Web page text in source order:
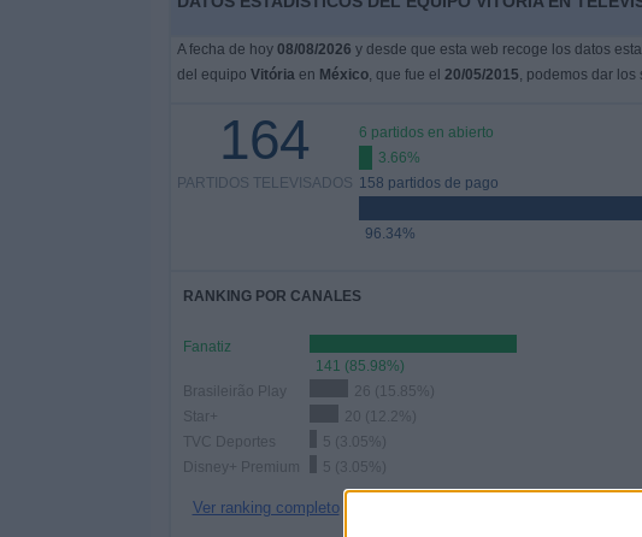
A fecha de hoy 08/08/2026 y desde que esta web recoge los datos
del equipo Vitóriaen México, que fue el 20/05/2015, podemos dar los
164
PARTIDOS TELEVISADOS
6 partidos en abierto
3.66%
158 partidos de pago
96.34%
RANKING POR CANALES
Fanatiz
141 (85.98%)
Brasileirão Play
26 (15.85%)
Star+
20 (12.2%)
TVC Deportes
5 (3.05%)
Disney+ Premium
5 (3.05%)
Ver ranking completo